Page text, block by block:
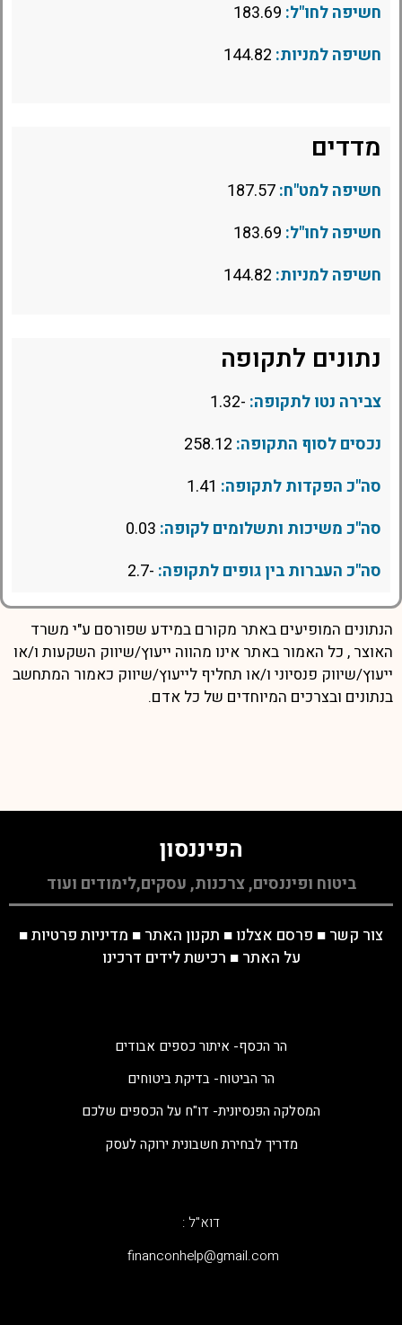
חשיפה לחו"ל:
חשיפה למניות:
מדדים
חשיפה למט"ח:
חשיפה לחו"ל:
חשיפה למניות:
נתונים לתקופה
צבירה נטו לתקופה: -1.32
נכסים לסוף התקופה:
סה"כ הפקדות לתקופה:
סה"כ משיכות ותשלומים לקופה:
סה"כ העברות בין גופים לתקופה: -2.7
הנתונים המופיעים באתר מקורם במידע שפורסם ע"י משרד
האוצר , כל האמור באתר אינו מהווה ייעוץ/שיווק השקעות ו/או
ייעוץ/שיווק פנסיוני ו/או תחליף לייעוץ/שיווק כאמור המתחשב
בנתונים ובצרכים המיוחדים של כל אדם.
הפיננסון
ביטוח ופיננסים, צרכנות, עסקים,לימודים ועוד
צור קשר ■ פרסם אצלנו ■ תקנון האתר ■ מדיניות פרטיות■
על האתר ■ רכישת לידים דרכינו
הר הכסף- איתור כספים אבודים
הר הביטוח- בדיקת ביטוחים
המסלקה הפנסיונית- דו"ח על הכספים שלכם
מדריך לבחירת חשבונית ירוקה לעסק
דוא"ל :
‫financonhelp@gmail.com‬